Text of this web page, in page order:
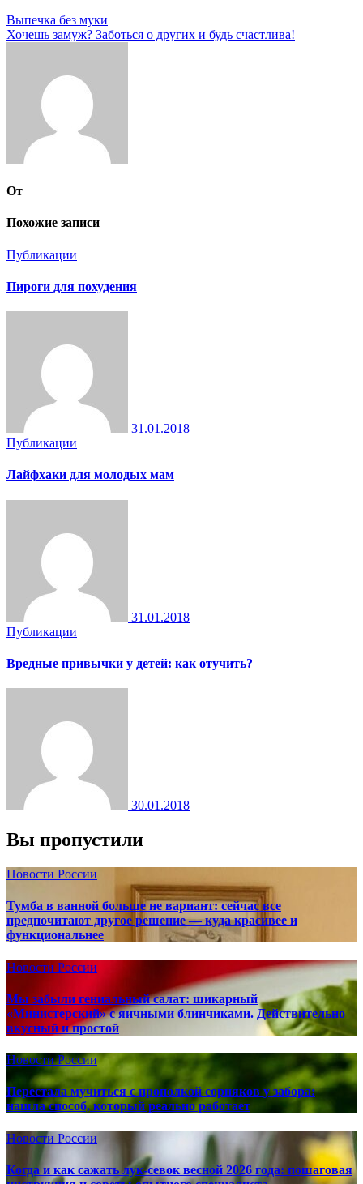
Навигация
по
Выпечка без муки
Хочешь замуж? Заботься о других и будь счастлива!
От
Похожие записи
Публикации
Пироги для похудения
31.01.2018
Публикации
Лайфхаки для молодых мам
31.01.2018
Публикации
Вредные привычки у детей: как отучить?
30.01.2018
Вы пропустили
Новости России
Тумба в ванной больше не вариант: сейчас все
предпочитают другое решение — куда красивее и
функциональнее
Новости России
Мы забыли гениальный салат: шикарный
«Министерский» с яичными блинчиками. Действительно
вкусный и простой
Новости России
Перестала мучиться с прополкой сорняков у забора:
нашла способ, который реально работает
Новости России
Когда и как сажать лук-севок весной 2026 года: пошаговая